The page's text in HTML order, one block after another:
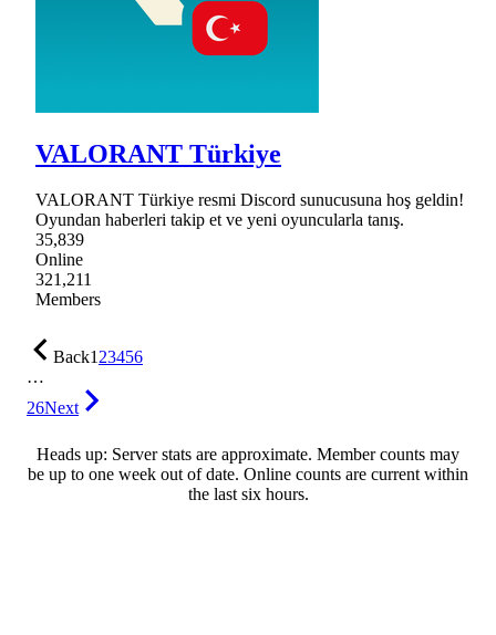
VALORANT Türkiye
VALORANT Türkiye resmi Discord sunucusuna hoş geldin!
Oyundan haberleri takip et ve yeni oyuncularla tanış.
35,839
Online
321,211
Members
Back123456
…
26Next
Heads up: Server stats are approximate. Member counts may
be up to one week out of date. Online counts are current within
the last six hours.